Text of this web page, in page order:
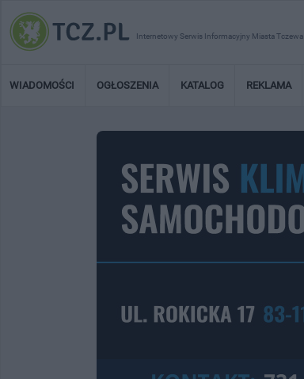
Internetowy Serwis Informacyjny Miasta Tczewa
WIADOMOŚCI OGŁOSZENIA KATALOG REKLAMA